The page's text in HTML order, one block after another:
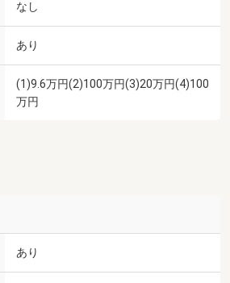
なし
あり
(1)9.6万円(2)100万円(3)20万円(4)100
万円
あり